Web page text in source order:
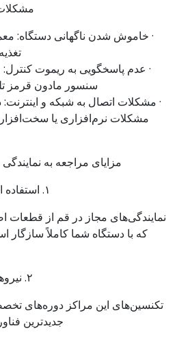
· خاموش شدن ناگهانی دستگاه:
· عدم پاسخگویی به ریموت
سنسور مادون قرمز
· مشکلات اتصال به شبکه و
مشکلات نرم‌افزاری یا
مزایای مراجعه به
۱. استفاده از قطعات اصلی و اورجینال
نمایندگی‌های مجاز در قم از قطعات
که با دستگاه شما کاملاً
۲. نیروهای متخصص و آموزش‌دیده
تکنسین‌های این مراکز دوره‌های
جدیدترین